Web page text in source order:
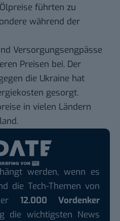
führten zu
während der
Versorgungsengpässe
Preisen bei. Der
die Ukraine hat
gesorgt.
in vielen Ländern
werden, wenn es
die Tech-Themen von
12.000 Vordenker
die wichtigsten News